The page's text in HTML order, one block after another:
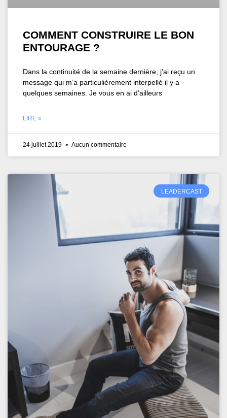
COMMENT CONSTRUIRE LE BON
ENTOURAGE ?
Dans la continuité de la semaine dernière, j’ai reçu un
message qui m’a particulièrement interpellé il y a
quelques semaines. Je vous en ai d’ailleurs
LIRE »
24 juillet 2019 Aucun commentaire
LEADERCAST